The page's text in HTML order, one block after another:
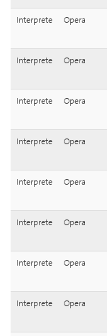
Interprete Opera
Interprete Opera
Interprete Opera
Interprete Opera
Interprete Opera
Interprete Opera
Interprete Opera
Interprete Opera